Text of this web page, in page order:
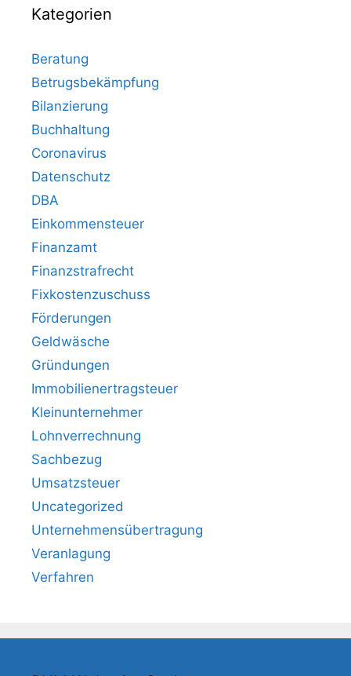
Kategorien
Beratung
Betrugsbekämpfung
Bilanzierung
Buchhaltung
Coronavirus
Datenschutz
DBA
Einkommensteuer
Finanzamt
Finanzstrafrecht
Fixkostenzuschuss
Förderungen
Geldwäsche
Gründungen
Immobilienertragsteuer
Kleinunternehmer
Lohnverrechnung
Sachbezug
Umsatzsteuer
Uncategorized
Unternehmensübertragung
Veranlagung
Verfahren